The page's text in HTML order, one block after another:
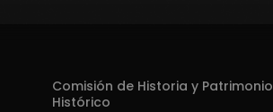
Comisión de Historia y Patrimonio
Histórico